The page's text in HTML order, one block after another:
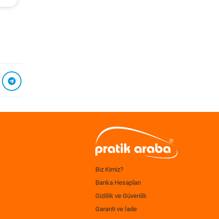
Biz Kimiz?
Banka Hesapları
Gizlilik ve Güvenlik
Garanti ve İade